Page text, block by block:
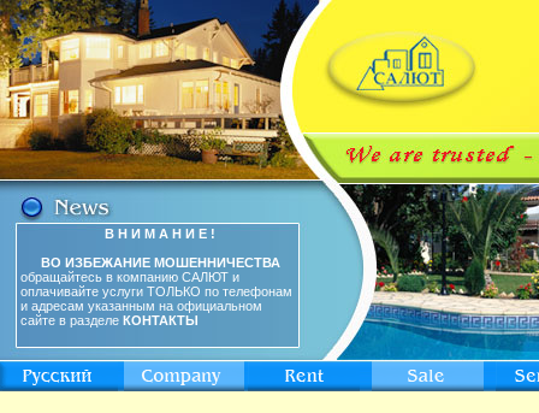
В Н И М А Н И Е !
ВО ИЗБЕЖАНИЕ МОШЕННИЧЕСТВА
обращайтесь в компанию САЛЮТ и
оплачивайте услуги ТОЛЬКО по телефонам
и адресам указанным на официальном
сайте в разделе КОНТАКТЫ